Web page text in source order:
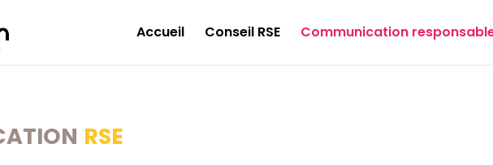
Accueil Conseil RSE Communication
RSE